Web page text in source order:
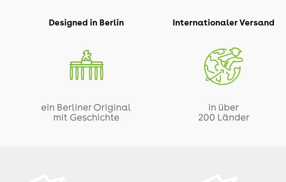
Designed in Berlin
ein Berliner Original
mit Geschichte
Internationaler Versand
in über
200 Länder